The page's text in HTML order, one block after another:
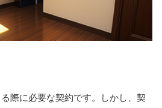
際に必要な契約です。しかし、契